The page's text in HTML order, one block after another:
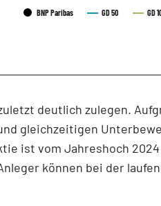
BNP Paribas GD 50 GD
deutlich zulegen.
gleichzeitigen
ist vom Jahreshoch
können bei der